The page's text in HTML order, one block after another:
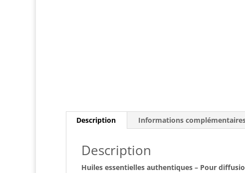
Description Informations
Description
Huiles essentielles authentiques – Pour